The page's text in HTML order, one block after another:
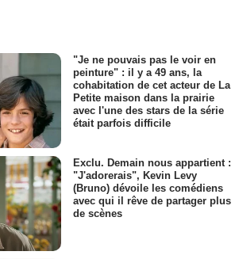
"Je ne pouvais pas le voir en
peinture" : il y a 49 ans, la
cohabitation de cet acteur de La
Petite maison dans la prairie
avec l'une des stars de la série
était parfois difficile
Exclu. Demain nous appartient :
"J'adorerais", Kevin Levy
(Bruno) dévoile les comédiens
avec qui il rêve de partager plus
de scènes